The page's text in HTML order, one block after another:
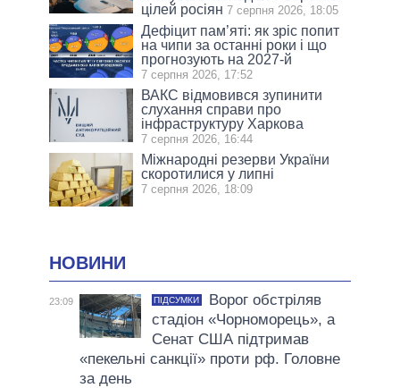
цілей росіян 7 серпня 2026, 18:05
Дефіцит пам’яті: як зріс попит
на чипи за останні роки і що
прогнозують на 2027-й
7 серпня 2026, 17:52
ВАКС відмовився зупинити
слухання справи про
інфраструктуру Харкова
7 серпня 2026, 16:44
Міжнародні резерви України
скоротилися у липні
7 серпня 2026, 18:09
НОВИНИ
23:09 ПІДСУМКИ
Ворог обстріляв
стадіон «Чорноморець», а
Сенат США підтримав
«пекельні санкції» проти рф. Головне
за день